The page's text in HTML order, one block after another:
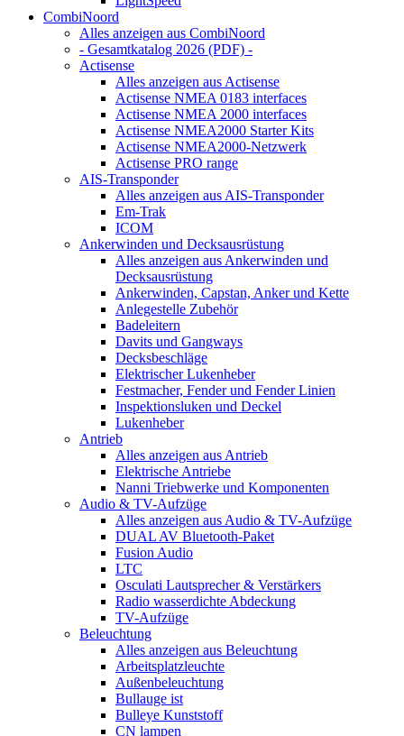
CombiNoord
Alles anzeigen aus CombiNoord
- Gesamtkatalog 2026 (PDF) -
Actisense
Alles anzeigen aus Actisense
Actisense NMEA 0183 interfaces
Actisense NMEA 2000 interfaces
Actisense NMEA2000 Starter Kits
Actisense NMEA2000-Netzwerk
Actisense PRO range
AIS-Transponder
Alles anzeigen aus AIS-Transponder
Em-Trak
ICOM
Ankerwinden und Decksausrüstung
Alles anzeigen aus Ankerwinden und
Decksausrüstung
Ankerwinden, Capstan, Anker und Kette
Anlegestelle Zubehör
Badeleitern
Davits und Gangways
Decksbeschläge
Elektrischer Lukenheber
Festmacher, Fender und Fender Linien
Inspektionsluken und Deckel
Lukenheber
Antrieb
Alles anzeigen aus Antrieb
Elektrische Antriebe
Nanni Triebwerke und Komponenten
Audio & TV-Aufzüge
Alles anzeigen aus Audio & TV-Aufzüge
DUAL AV Bluetooth-Paket
Fusion Audio
LTC
Osculati Lautsprecher & Verstärkers
Radio wasserdichte Abdeckung
TV-Aufzüge
Beleuchtung
Alles anzeigen aus Beleuchtung
Arbeitsplatzleuchte
Außenbeleuchtung
Bullauge ist
Bulleye Kunststoff
CN lampen